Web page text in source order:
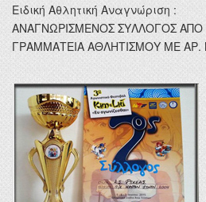
Ειδική Αθλητική Αναγνώριση :
ΑΝΑΓΝΩΡΙΣΜΕΝΟΣ ΣΥΛΛΟΓΟΣ ΑΠΟ
ΓΡΑΜΜΑΤΕΙΑ ΑΘΛΗΤΙΣΜΟΥ ΜΕ